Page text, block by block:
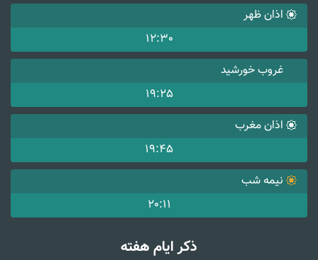
اذان ظهر
12:30
غروب خورشید
19:25
اذان مغرب
19:45
نیمه شب
20:11
ذکر ایام هفته